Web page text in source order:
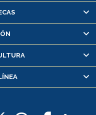
asignaturas
de notas
dental
alumnos